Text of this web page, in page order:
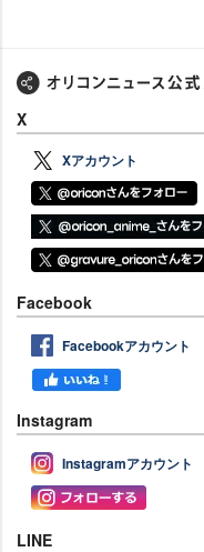
X
Xアカウント
Facebook
Facebookアカウント
Instagram
Instagramアカウント
LINE